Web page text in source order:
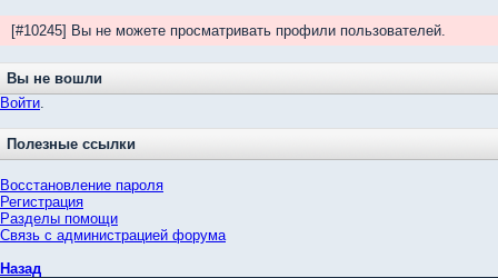
[#10245] Вы не можете просматривать профили пользователей.
Вы не вошли
Войти.
Полезные ссылки
Восстановление пароля
Регистрация
Разделы помощи
Связь с администрацией форума
Назад